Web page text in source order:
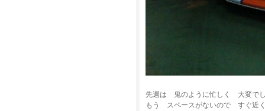
先週は 鬼のように忙しく 大変で
もう スペースがないので すぐ近